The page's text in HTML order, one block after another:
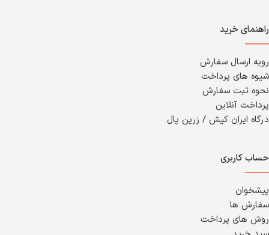
راهنمای خرید
رویه ارسال سفارش
شیوه های پرداخت
نحوه ثبت سفارش
پرداخت آنلاین
درگاه ایران کیش / زرین پال
حساب کاربری
پیشخوان
سفارش ها
روش های پرداخت